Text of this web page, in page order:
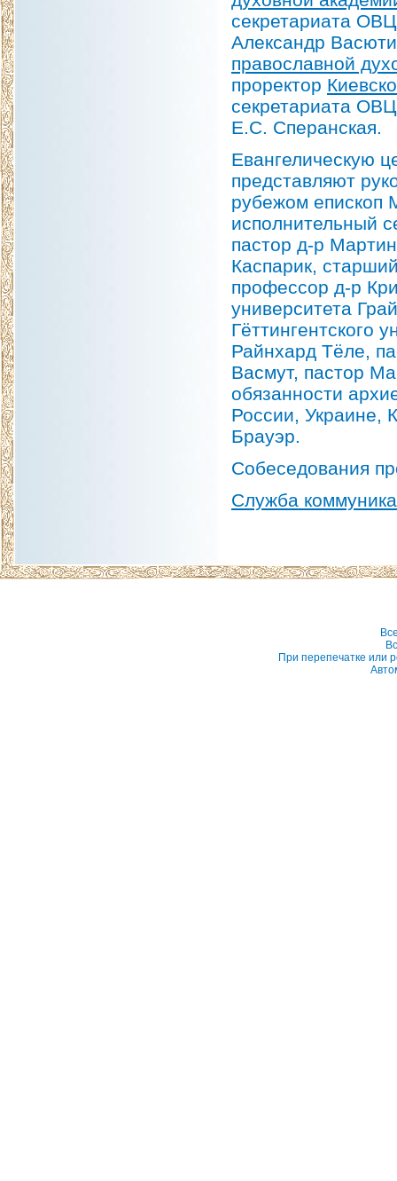
секретариата
Александр
православной
проректор
секретариата
Е.С. Сперанская.
Евангелическую
представляют
рубежом епископ
исполнительный
пастор д-р
Каспарик,
профессор д-р
университета
Гёттингентского
Райнхард Тёле,
Васмут, пастор
обязанности
России, Украине,
Брауэр.
Собеседования
Служба
При перепечатке или